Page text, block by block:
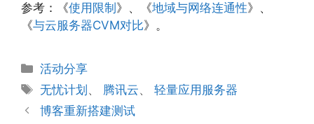
参考：《使用限制 》、《地域与网络连通性》、
《与云服务器CVM对比》。
分
类
活动分享
标
签
无忧计划 、 腾讯云、轻量应用服务器
博客重新搭建测试